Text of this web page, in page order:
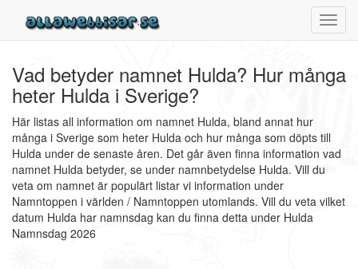
Vad betyder namnet Hulda? Hur många
heter Hulda i Sverige?
Här listas all information om namnet Hulda, bland annat hur
många i Sverige som heter Hulda och hur många som döpts till
Hulda under de senaste åren. Det går även finna information vad
namnet Hulda betyder, se under namnbetydelse Hulda. Vill du
veta om namnet är populärt listar vi information under
Namntoppen i världen / Namntoppen utomlands. Vill du veta vilket
datum Hulda har namnsdag kan du finna detta under Hulda
Namnsdag 2026